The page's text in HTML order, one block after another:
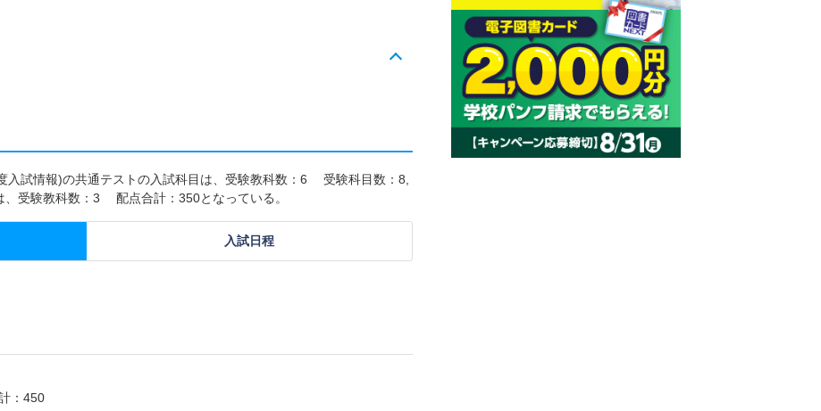
入試情報)の共通テストの入試科目は、受験教科数：6 受験科目数：8,
受験教科数：3 配点合計：350となっている。
入試日程
：450